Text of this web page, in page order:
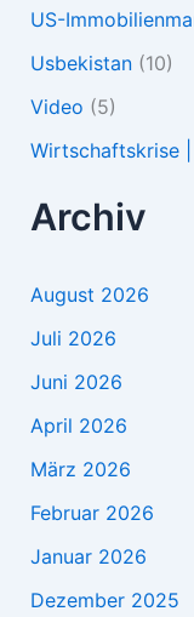
US-
Usbekistan(10)
Video (5)
Wirtschaftskrise
Archiv
August 2026
Juli 2026
Juni 2026
April 2026
März 2026
Februar 2026
Januar 2026
Dezember 2025